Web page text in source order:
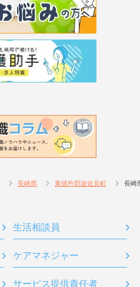
長崎県 東彼杵郡波佐見町 長崎
生活相談員
ケアマネジャー
サービス提供責任者